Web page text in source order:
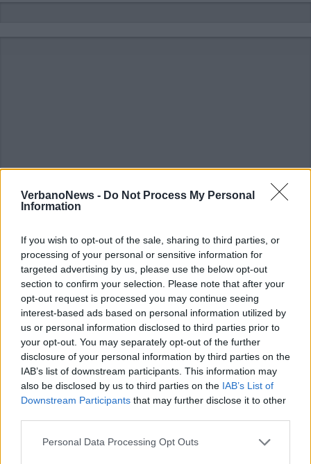
VerbanoNews - Do Not Process My Personal
Information
If you wish to opt-out of the sale, sharing to third parties, or
processing of your personal or sensitive information for
targeted advertising by us, please use the below opt-out
section to confirm your selection. Please note that after your
opt-out request is processed you may continue seeing
interest-based ads based on personal information utilized by
us or personal information disclosed to third parties prior to
your opt-out. You may separately opt-out of the further
disclosure of your personal information by third parties on the
IAB’s list of downstream participants. This information may
also be disclosed by us to third parties on the IAB’s List of
Downstream Participants that may further disclose it to other
Personal Data Processing Opt Outs
ALTRE NOTIZIE DI LUINO